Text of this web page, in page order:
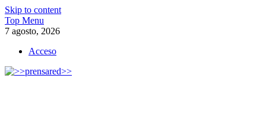
Skip to content
Top Menu
7 agosto, 2026
Acceso